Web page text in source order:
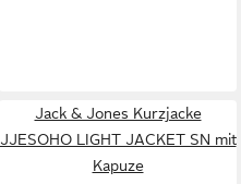
Jack & Jones Kurzjacke
JJESOHO LIGHT JACKET SN mit
Kapuze